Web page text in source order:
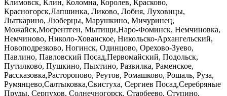
Климовск, Клин, Коломна, Королев, Красково,
Красногорск,Лапшинка, Ликово, Лобня, Луховицы,
Лыткарино, Люберцы, Марушкино, Мичуринец,
Можайск,Мосрентген, Мытищи,Наро-Фоминск, Немчиновка,
Немчиново, Николо-Хованское, Никольско-Архангельский,
Новоподрезково, Ногинск, Одинцово, Орехово-Зуево,
Павлино, Павловский Посад,Первомайский, Подольск,
Путилково, Пушкино, Пыхтино, Развилка, Раменское,
Рассказовка,Расторопово, Реутов, Ромашково, Рошаль, Руза,
Румянцево,Салтыковка,Свистуха, Сергиев Посад,Серебряные
Пруды, Серпухов, Солнечногорск, Старбеево, Ступино,